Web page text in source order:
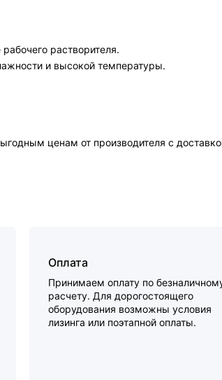
растворителя.
и высокой температуры.
ценам от производителя с
Оплата
Принимаем оплату по
расчету. Для дорогостоящего
оборудования возможны условия
лизинга или поэтапной оплаты.